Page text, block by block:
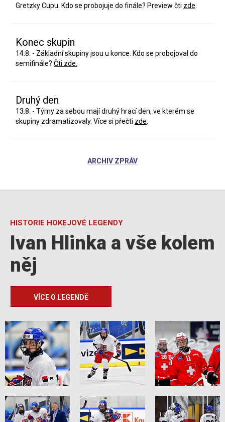
Gretzky Cupu. Kdo se probojuje do finále? Preview čti zde
Konec skupin
14.8. - Základní skupiny jsou u konce. Kdo se probojoval do
semifinále? Čti zde.
Druhý den
13.8. - Týmy za sebou mají druhý hrací den, ve kterém se
skupiny zdramatizovaly. Více si přečti zde
ARCHIV ZPRÁV
HISTORIE HOKEJOVÉ LEGENDY
Ivan Hlinka a vše kolem
něj
VÍCE O LEGENDĚ